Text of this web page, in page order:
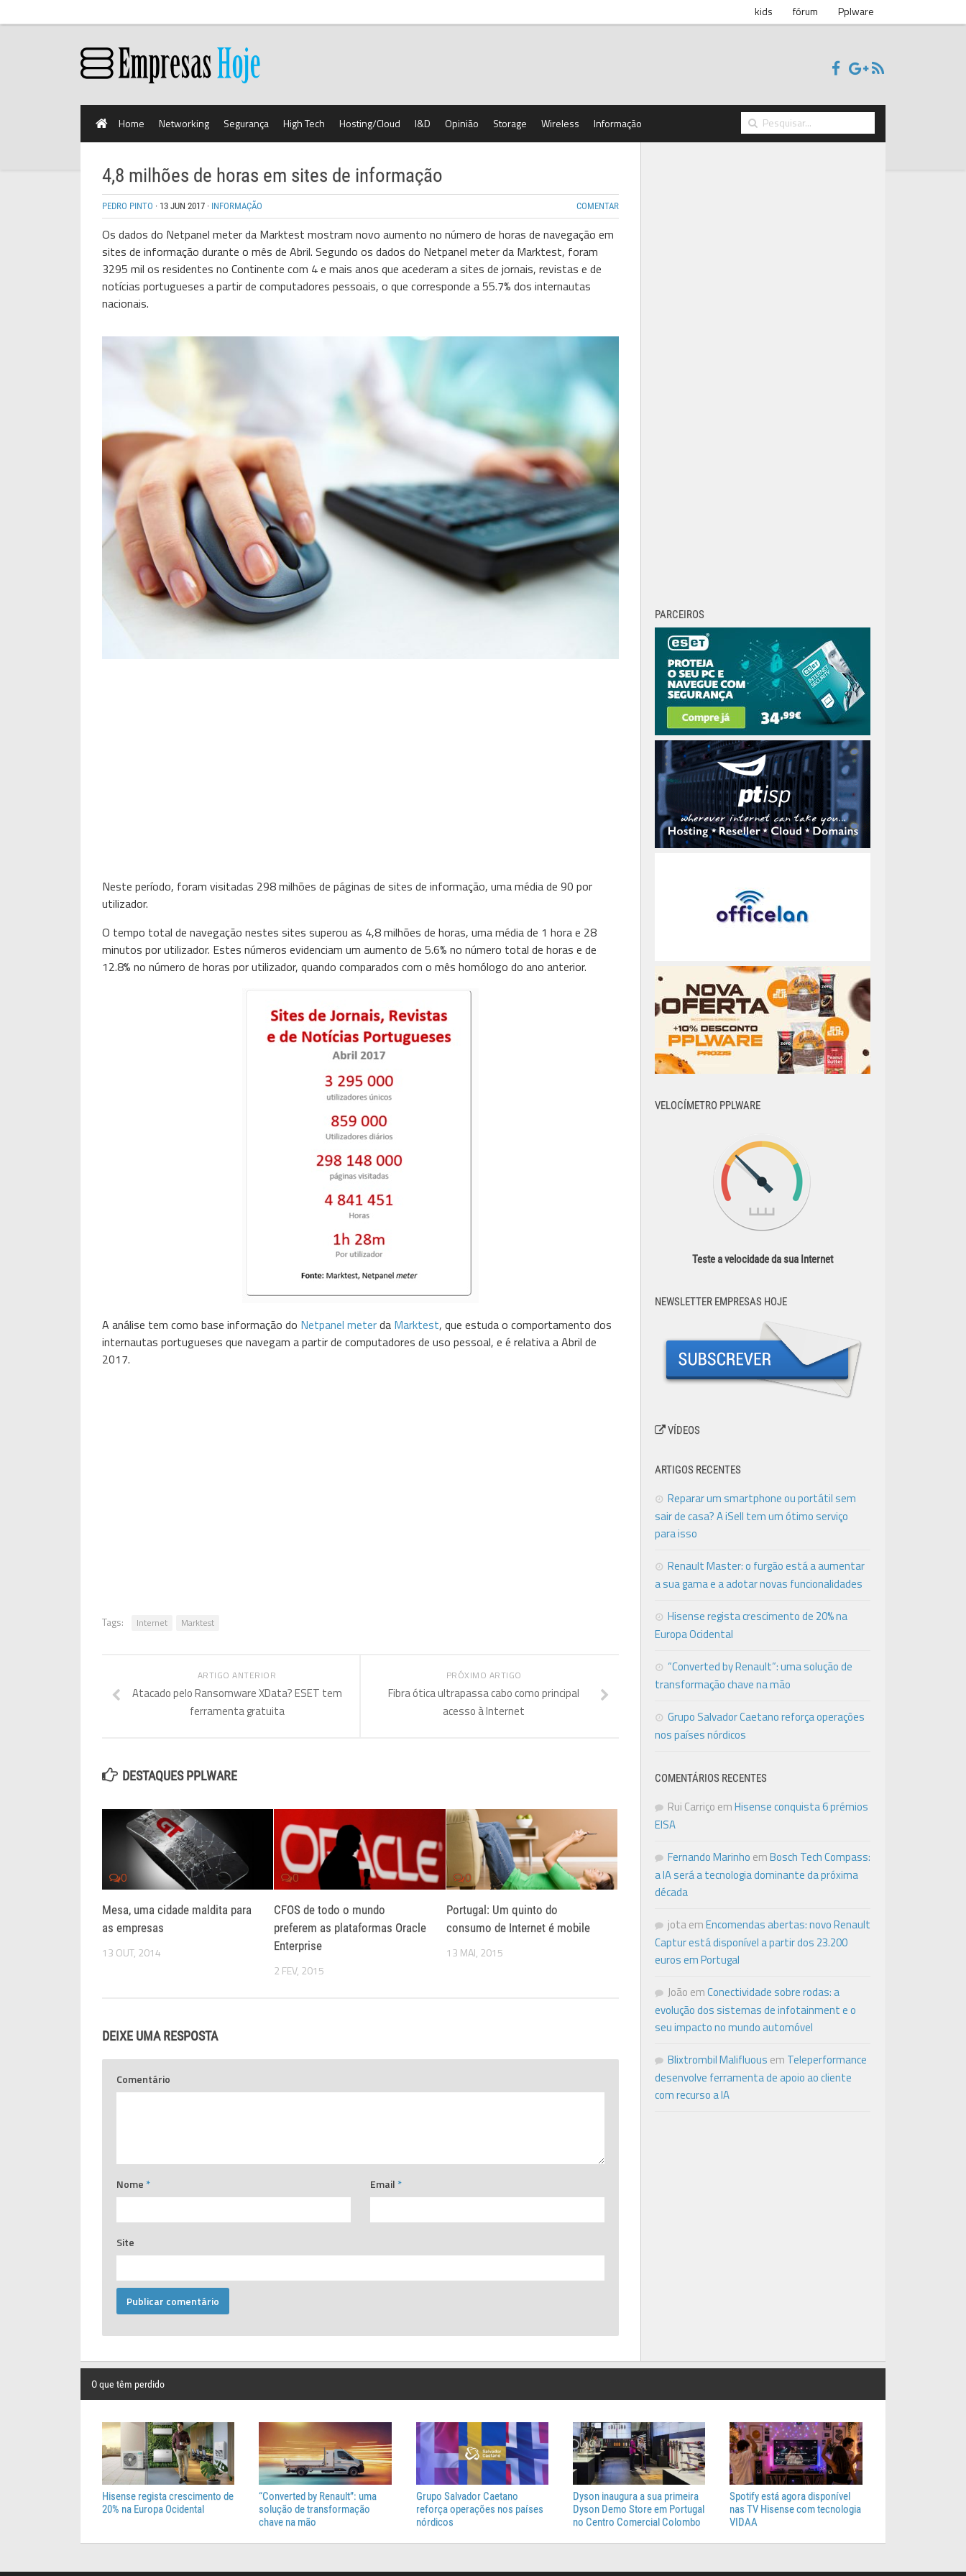
kids fórum Pplware
Home Networking Segurança High Tech Hosting/Cloud I&D Opinião Storage Wireless Informação
4,8 milhões de horas em sites de informação
PEDRO PINTO · 13 JUN 2017 · INFORMAÇÃO COMENTAR
Os dados do Netpanel meter da Marktest mostram novo aumento no número de horas de navegação em
sites de informação durante o mês de Abril. Segundo os dados do Netpanel meter da Marktest, foram
3295 mil os residentes no Continente com 4 e mais anos que acederam a sites de jornais, revistas e de
notícias portugueses a partir de computadores pessoais, o que corresponde a 55.7% dos internautas
nacionais.
Neste período, foram visitadas 298 milhões de páginas de sites de informação, uma média de 90 por
utilizador.
O tempo total de navegação nestes sites superou as 4,8 milhões de horas, uma média de 1 hora e 28
minutos por utilizador. Estes números evidenciam um aumento de 5.6% no número total de horas e de
12.8% no número de horas por utilizador, quando comparados com o mês homólogo do ano anterior.
A análise tem como base informação do Netpanel meterda Marktest, que estuda o comportamento dos
internautas portugueses que navegam a partir de computadores de uso pessoal, e é relativa a Abril de
2017.
Tags: Internet Marktest
PRÓXIMO ARTIGO
Fibra ótica ultrapassa cabo como principal
acesso à Internet
ARTIGO ANTERIOR
Atacado pelo Ransomware XData? ESET tem
ferramenta gratuita
DESTAQUES PPLWARE
0
Mesa, uma cidade maldita para
as empresas
13 OUT, 2014
0
CFOS de todo o mundo
preferem as plataformas Oracle
Enterprise
2 FEV, 2015
0
Portugal: Um quinto do
consumo de Internet é mobile
13 MAI, 2015
DEIXE UMA RESPOSTA
Comentário
Nome * Email *
Site
PARCEIROS
VELOCÍMETRO PPLWARE
Teste a velocidade da sua Internet
NEWSLETTER EMPRESAS HOJE
VÍDEOS
ARTIGOS RECENTES
Reparar um smartphone ou portátil sem
sair de casa? A iSell tem um ótimo serviço
para isso
Renault Master: o furgão está a aumentar
a sua gama e a adotar novas funcionalidades
Hisense regista crescimento de 20% na
Europa Ocidental
“Converted by Renault”: uma solução de
transformação chave na mão
Grupo Salvador Caetano reforça operações
nos países nórdicos
COMENTÁRIOS RECENTES
Rui Carriço emHisense conquista 6 prémios
EISA
Fernando Marinho emBosch Tech Compass:
a IA será a tecnologia dominante da próxima
década
jotaemEncomendas abertas: novo Renault
Captur está disponível a partir dos 23.200
euros em Portugal
João emConectividade sobre rodas: a
evolução dos sistemas de infotainment e o
seu impacto no mundo automóvel
Blixtrombil Malifluous em Teleperformance
desenvolve ferramenta de apoio ao cliente
com recurso a IA
O que têm perdido
Hisense regista crescimento de
20% na Europa Ocidental
“Converted by Renault”: uma
solução de transformação
chave na mão
Grupo Salvador Caetano
reforça operações nos países
nórdicos
Dyson inaugura a sua primeira
Dyson Demo Store em Portugal
no Centro Comercial Colombo
Spotify está agora disponível
nas TV Hisense com tecnologia
VIDAA